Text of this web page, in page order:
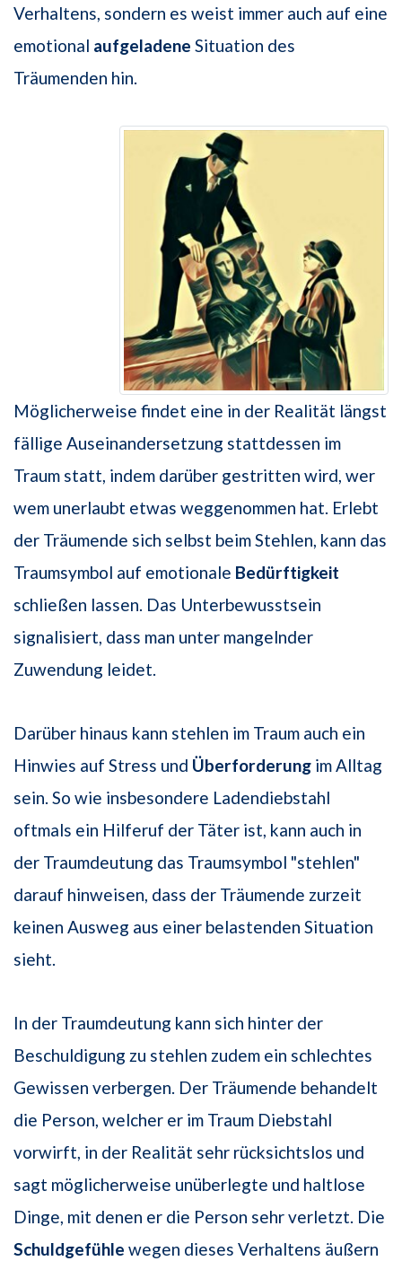
Verhaltens, sondern es weist immer auch auf eine
emotional aufgeladene Situation des
Träumenden hin.
Möglicherweise findet eine in der Realität längst
fällige Auseinandersetzung stattdessen im
Traum statt, indem darüber gestritten wird, wer
wem unerlaubt etwas weggenommen hat. Erlebt
der Träumende sich selbst beim Stehlen, kann das
Traumsymbol auf emotionale Bedürftigkeit
schließen lassen. Das Unterbewusstsein
signalisiert, dass man unter mangelnder
Zuwendung leidet.
Darüber hinaus kann stehlen im Traum auch ein
Hinwies auf Stress und Überforderung im Alltag
sein. So wie insbesondere Ladendiebstahl
oftmals ein Hilferuf der Täter ist, kann auch in
der Traumdeutung das Traumsymbol "stehlen"
darauf hinweisen, dass der Träumende zurzeit
keinen Ausweg aus einer belastenden Situation
sieht.
In der Traumdeutung kann sich hinter der
Beschuldigung zu stehlen zudem ein schlechtes
Gewissen verbergen. Der Träumende behandelt
die Person, welcher er im Traum Diebstahl
vorwirft, in der Realität sehr rücksichtslos und
sagt möglicherweise unüberlegte und haltlose
Dinge, mit denen er die Person sehr verletzt. Die
Schuldgefühle wegen dieses Verhaltens äußern